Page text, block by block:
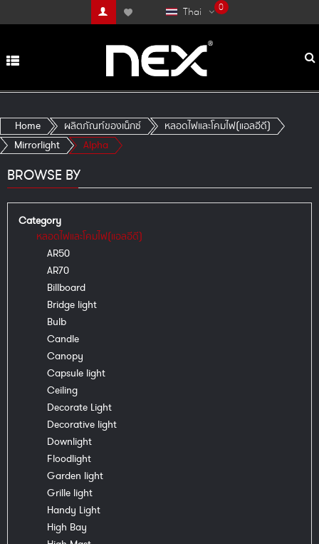
Thai 0
Home ผลิตภัณท์ของเน็กซ์
หลอดไฟและโคมไฟ(แอลอีดี)
Mirrorlight
Alpha
BROWSE BY
Category
หลอดไฟและโคมไฟ(แอลอีดี)
AR50
AR70
Billboard
Bridge light
Bulb
Candle
Canopy
Capsule light
Ceiling
Decorate Light
Decorative light
Downlight
Floodlight
Garden light
Grille light
Handy Light
High Bay